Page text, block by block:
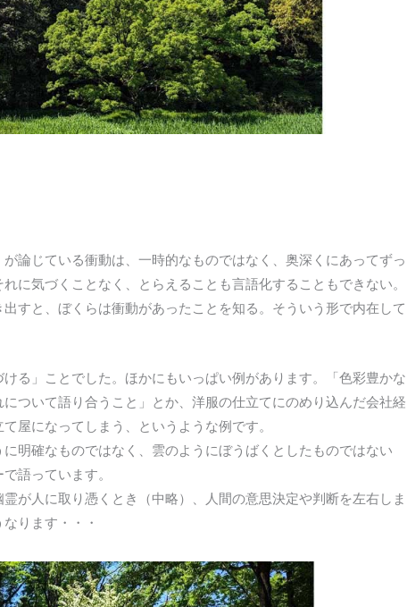
論じている衝動は、一時的なものではなく、奥深くにあってずっ
に気づくことなく、とらえることも言語化することもできない。
すと、ぼくらは衝動があったことを知る。そういう形で内在して
る」ことでした。ほかにもいっぱい例があります。「色彩豊かな
ついて語り合うこと」とか、洋服の仕立てにのめり込んだ会社経
屋になってしまう、というような例です。
明確なものではなく、雲のようにぼうばくとしたものではない
語っています。
が人に取り憑くとき（中略）、人間の意思決定や判断を左右しま
ります・・・